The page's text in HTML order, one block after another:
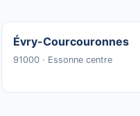
Évry-Courcouronnes
91000 · Essonne centre